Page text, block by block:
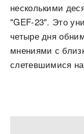
несколькими
"GEF-23". Это
четыре дня
мнениями с
слетевшимися